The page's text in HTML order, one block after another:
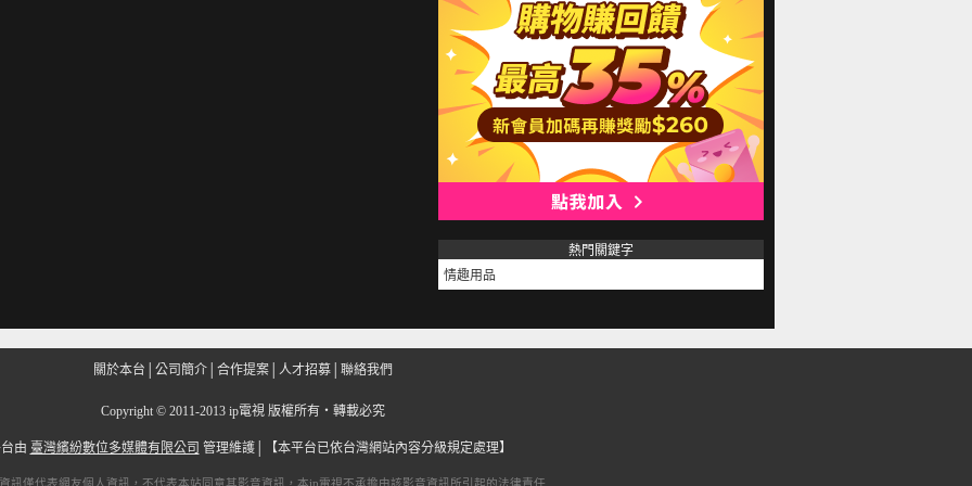
熱門關鍵字
情趣用品
關於本台 公司簡介 合作提案 人才招募 聯絡我們
Copyright © 2011-2013 ip電視 版權所有‧轉載必究
由 臺灣繽紛數位多媒體有限公司 管理維護│ 【本平台已依台灣網站內容分級規定處理】
訊僅代表網友個人資訊，不代表本站同意其影音資訊，本ip電視不承擔由該影音資訊所引起的法律責任